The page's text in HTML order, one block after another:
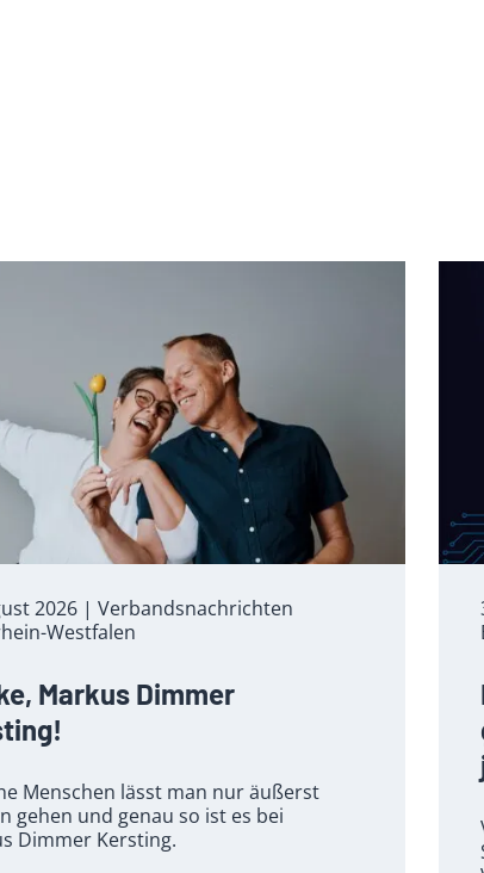
2026 | Verbandsnachrichten
Westfalen
Markus Dimmer
Menschen lässt man nur äußerst
gehen und genau so ist es bei
Dimmer Kersting.